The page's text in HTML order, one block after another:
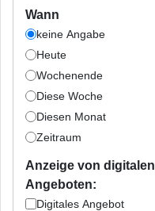
Wann
keine Angabe
Heute
Wochenende
Diese Woche
Diesen Monat
Zeitraum
Anzeige von digitalen
Angeboten:
Digitales Angebot